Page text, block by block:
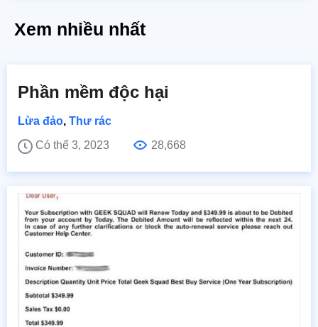
Xem nhiều nhất
Phần mềm độc hại
Lừa đảo, Thư rác
Có thể 3, 2023
28,668